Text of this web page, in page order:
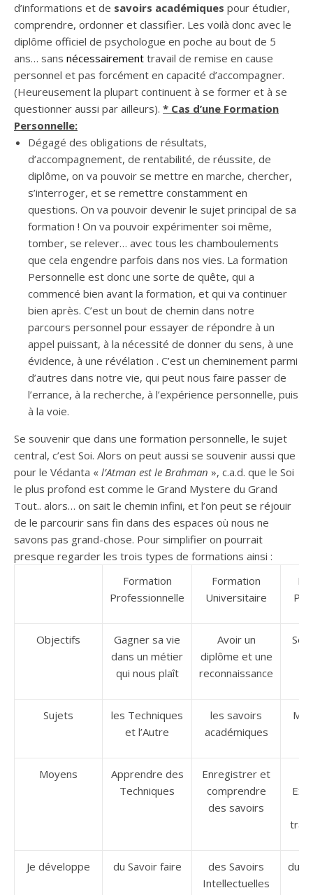
d’informations et de savoirs académiques pour étudier,
comprendre, ordonner et classifier. Les voilà donc avec le
diplôme officiel de psychologue en poche au bout de 5
ans… sans nécessairement travail de remise en cause
personnel et pas forcément en capacité d’accompagner.
(Heureusement la plupart continuent à se former et à se
questionner aussi par ailleurs). * Cas d’une Formation
Personnelle:
Dégagé des obligations de résultats,
d’accompagnement, de rentabilité, de réussite, de
diplôme, on va pouvoir se mettre en marche, chercher,
s’interroger, et se remettre constamment en
questions. On va pouvoir devenir le sujet principal de sa
formation ! On va pouvoir expérimenter soi même,
tomber, se relever… avec tous les chamboulements
que cela engendre parfois dans nos vies. La formation
Personnelle est donc une sorte de quête, qui a
commencé bien avant la formation, et qui va continuer
bien après. C’est un bout de chemin dans notre
parcours personnel pour essayer de répondre à un
appel puissant, à la nécessité de donner du sens, à une
évidence, à une révélation . C’est un cheminement parmi
d’autres dans notre vie, qui peut nous faire passer de
l’errance, à la recherche, à l’expérience personnelle, puis
à la voie.
Se souvenir que dans une formation personnelle, le sujet
central, c’est Soi. Alors on peut aussi se souvenir aussi que
pour le Védanta « l’Atman est le Brahman », c.a.d. que le Soi
le plus profond est comme le Grand Mystere du Grand
Tout.. alors… on sait le chemin infini, et l’on peut se réjouir
de le parcourir sans fin dans des espaces où nous ne
savons pas grand-chose. Pour simplifier on pourrait
presque regarder les trois types de formations ainsi :
Formation
Professionnelle
Formation
Universitaire
Objectifs
Gagner sa vie
dans un métier
qui nous plaît
Avoir un
diplôme et une
reconnaissance
Se
Sujets
les Techniques
et l’Autre
les savoirs
académiques
Moyens
Apprendre des
Techniques
Enregistrer et
comprendre
des savoirs
Je développe du Savoir faire
des Savoirs
Intellectuelles
du